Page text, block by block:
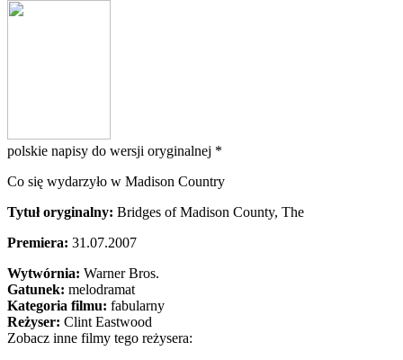
polskie napisy do wersji oryginalnej *
Co się wydarzyło w Madison Country
Tytuł oryginalny: Bridges of Madison County, The
Premiera: 31.07.2007
Wytwórnia: Warner Bros.
Gatunek: melodramat
Kategoria filmu: fabularny
Reżyser: Clint Eastwood
Zobacz inne filmy tego reżysera: